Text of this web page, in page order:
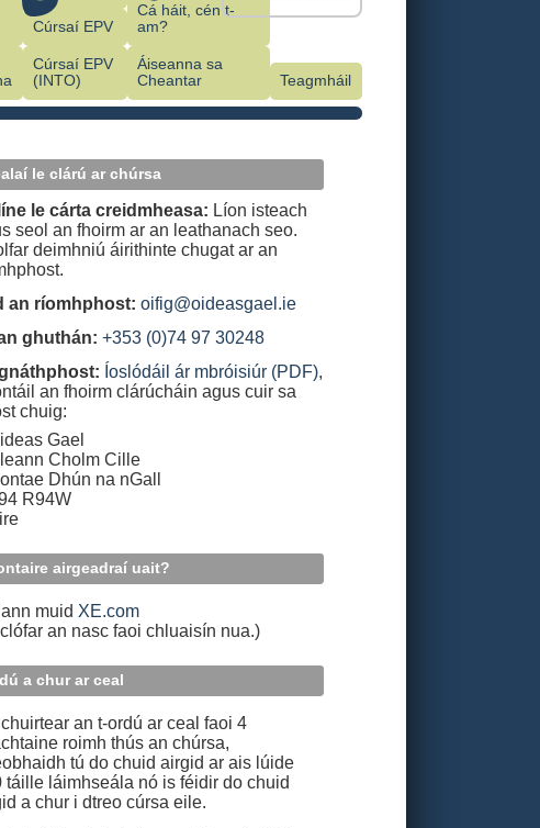
Cúrsaí EPV
Cúrsaí EPV
(INTO)
Cá háit, cén t-
am?
Áiseanna sa
Cheantar
Teagmháil
le clárú ar chúrsa
le cárta creidmheasa: Líon isteach
seol an fhoirm ar an leathanach seo.
deimhniú áirithinte chugat ar an
an ríomhphost: oifig@oideasgael.ie
ghuthán: +353 (0)74 97 30248
Íoslódáil ár mbróisiúr (PDF),
an fhoirm clárúcháin agus cuir sa
chuig:
Gael
Cholm Cille
Dhún na nGall
R94W
airgeadraí uait?
muid XE.com
an nasc faoi chluaisín nua.)
a chur ar ceal
chuirtear an t-ordú ar ceal faoi 4
roimh thús an chúrsa,
tú do chuid airgid ar ais lúide
táille láimhseála nó is féidir do chuid
a chur i dtreo cúrsa eile.